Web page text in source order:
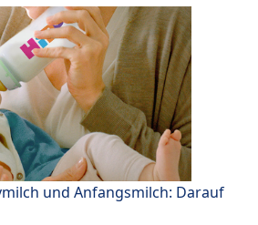
und Anfangsmilch: Darauf